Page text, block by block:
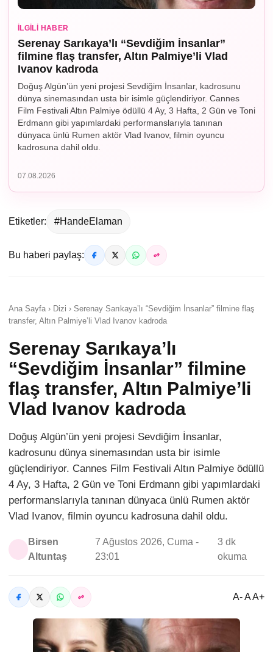
İLGILI HABER
Serenay Sarıkaya’lı “Sevdiğim İnsanlar”
filmine flaş transfer, Altın Palmiye’li Vlad
Ivanov kadroda
Doğuş Algün’ün yeni projesi Sevdiğim İnsanlar, kadrosunu
dünya sinemasından usta bir isimle güçlendiriyor. Cannes
Film Festivali Altın Palmiye ödüllü 4 Ay, 3 Hafta, 2 Gün ve Toni
Erdmann gibi yapımlardaki performanslarıyla tanınan
dünyaca ünlü Rumen aktör Vlad Ivanov, filmin oyuncu
kadrosuna dahil oldu.
07.08.2026
Etiketler: #HandeElaman
Bu haberi paylaş:
Ana Sayfa › Dizi › Serenay Sarıkaya’lı “Sevdiğim İnsanlar” filmine flaş
transfer, Altın Palmiye’li Vlad Ivanov kadroda
Serenay Sarıkaya’lı
“Sevdiğim İnsanlar” filmine
flaş transfer, Altın Palmiye’li
Vlad Ivanov kadroda
Doğuş Algün’ün yeni projesi Sevdiğim İnsanlar,
kadrosunu dünya sinemasından usta bir isimle
güçlendiriyor. Cannes Film Festivali Altın Palmiye ödüllü
4 Ay, 3 Hafta, 2 Gün ve Toni Erdmann gibi yapımlardaki
performanslarıyla tanınan dünyaca ünlü Rumen aktör
Vlad Ivanov, filmin oyuncu kadrosuna dahil oldu.
Birsen
Altuntaş
7 Ağustos 2026, Cuma -
23:01
3 dk
okuma
A- A A+